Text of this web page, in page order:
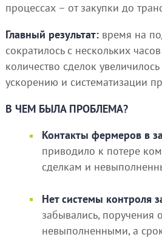
процессах – от закупки до
Главный результат: время на
сократилось с нескольких
количество сделок
ускорению и систематизации
В ЧЕМ БЫЛА ПРОБЛЕМА?
Контакты фермеров в
приводило к потере
сделкам и
Нет системы контроля
забывались, поручения
невыполненными, а